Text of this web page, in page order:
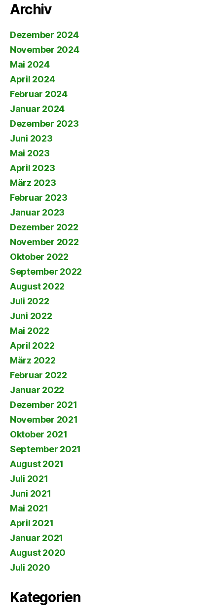
Archiv
Dezember 2024
November 2024
Mai 2024
April 2024
Februar 2024
Januar 2024
Dezember 2023
Juni 2023
Mai 2023
April 2023
März 2023
Februar 2023
Januar 2023
Dezember 2022
November 2022
Oktober 2022
September 2022
August 2022
Juli 2022
Juni 2022
Mai 2022
April 2022
März 2022
Februar 2022
Januar 2022
Dezember 2021
November 2021
Oktober 2021
September 2021
August 2021
Juli 2021
Juni 2021
Mai 2021
April 2021
Januar 2021
August 2020
Juli 2020
Kategorien